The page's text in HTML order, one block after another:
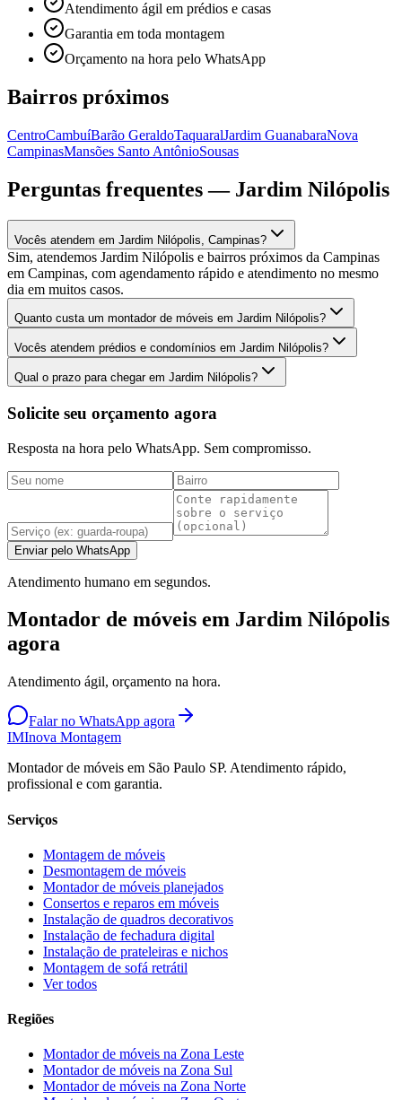
Atendimento ágil em prédios e casas
Garantia em toda montagem
Orçamento na hora pelo WhatsApp
Bairros próximos
CentroCambuíBarão GeraldoTaquaralJardim GuanabaraNova
CampinasMansões Santo AntônioSousas
Perguntas frequentes — Jardim Nilópolis
Vocês atendem em Jardim Nilópolis, Campinas?
Sim, atendemos Jardim Nilópolis e bairros próximos da Campinas
em Campinas, com agendamento rápido e atendimento no mesmo
dia em muitos casos.
Quanto custa um montador de móveis em Jardim Nilópolis?
Vocês atendem prédios e condomínios em Jardim Nilópolis?
Qual o prazo para chegar em Jardim Nilópolis?
Solicite seu orçamento agora
Resposta na hora pelo WhatsApp. Sem compromisso.
Enviar pelo WhatsApp
Atendimento humano em segundos.
Montador de móveis em Jardim Nilópolis
agora
Atendimento ágil, orçamento na hora.
Falar no WhatsApp agora
IMInova Montagem
Montador de móveis em São Paulo SP. Atendimento rápido,
profissional e com garantia.
Serviços
Montagem de móveis
Desmontagem de móveis
Montador de móveis planejados
Consertos e reparos em móveis
Instalação de quadros decorativos
Instalação de fechadura digital
Instalação de prateleiras e nichos
Montagem de sofá retrátil
Ver todos
Regiões
Montador de móveis na Zona Leste
Montador de móveis na Zona Sul
Montador de móveis na Zona Norte